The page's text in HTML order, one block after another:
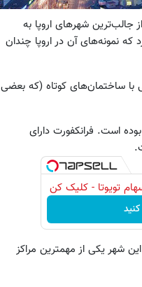
جالب‌ترین شهرهای اروپا به
در فرانکفورت ۵ ساختمان بالای ۲۰۰متر وجود دارد که نمونه‌های آن در اروپا چندان
با ساختمان‌های کوتاه (که بعضی
است. فرانکفورت دارای
تویوتا - کلیک کن
شهر یکی از مهمترین مراکز